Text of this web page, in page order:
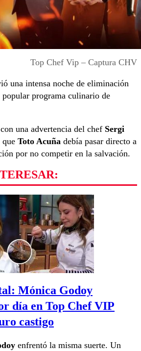
Top Chef Vip – Captura CHV
una intensa noche de eliminación
popular programa culinario de
una advertencia del chef Sergi
Toto Acuña debía pasar directo a
por no competir en la salvación.
Mónica Godoy
día en Top Chef VIP
castigo
enfrentó la misma suerte. Un